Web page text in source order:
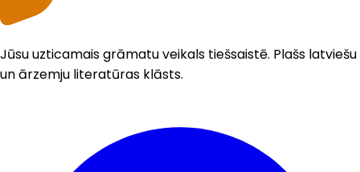
Jūsu uzticamais grāmatu veikals tiešsaistē. Plašs latviešu
un ārzemju literatūras klāsts.